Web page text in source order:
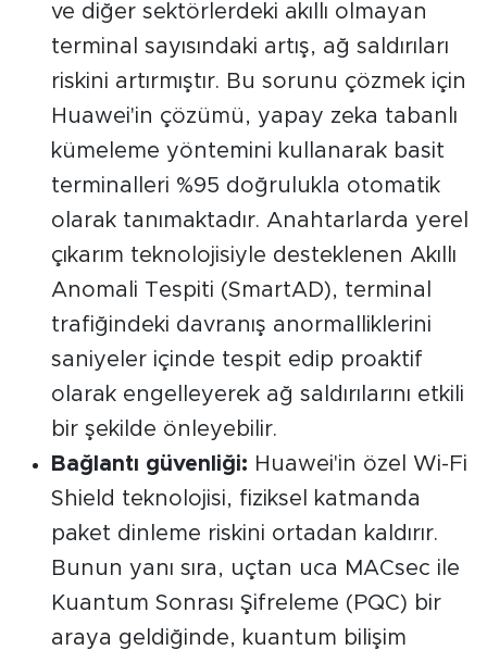
ve diğer sektörlerdeki akıllı olmayan
terminal sayısındaki artış, ağ saldırıları
riskini artırmıştır. Bu sorunu çözmek için
Huawei'in çözümü, yapay zeka tabanlı
kümeleme yöntemini kullanarak basit
terminalleri %95 doğrulukla otomatik
olarak tanımaktadır. Anahtarlarda yerel
çıkarım teknolojisiyle desteklenen Akıllı
Anomali Tespiti (SmartAD), terminal
trafiğindeki davranış anormalliklerini
saniyeler içinde tespit edip proaktif
olarak engelleyerek ağ saldırılarını etkili
bir şekilde önleyebilir.
Bağlantı güvenliği: Huawei'in özel Wi-Fi
Shield teknolojisi, fiziksel katmanda
paket dinleme riskini ortadan kaldırır.
Bunun yanı sıra, uçtan uca MACsec ile
Kuantum Sonrası Şifreleme (PQC) bir
araya geldiğinde, kuantum bilişim